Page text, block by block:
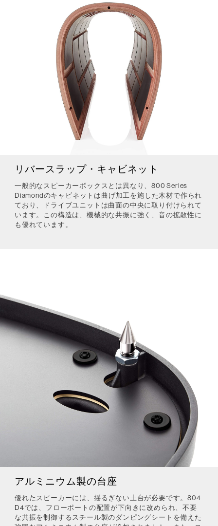
リバースラップ・キャビネット
一般的なスピーカーボックスとは異なり、800 Series
Diamondのキャビネットは曲げ加工を施した木材で作られ
ており、ドライブユニットは曲面の中央に取り付けられて
います。この構造は、機械的な共振に強く、音の拡散性に
も優れています。
アルミニウム製の台座
優れたスピーカーには、揺るぎない土台が必要です。804
D4では、フローポートの配置が下向きに改められ、不要
な共振を制御するスチール製のダンピングシートを備えた